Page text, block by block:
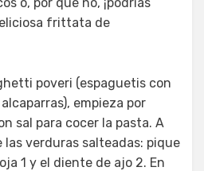
frittata de
poveri (espaguetis con
empieza por
sal para cocer la pasta. A
verduras salteadas: pique
1 y el diente de ajo 2. En